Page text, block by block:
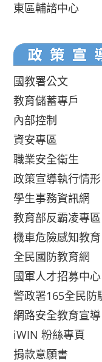
東區輔諮中心
國教署公文
教育儲蓄專戶
內部控制
資安專區
職業安全衛生
政策宣導執行情形
學生事務資訊網
教育部反霸凌專區
機車危險感知教育
全民國防教育網
國軍人才招募中心
警政署165全民防
網路安全教育宣導
iWIN 粉絲專頁
捐款意願書